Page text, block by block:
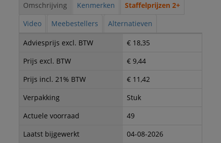
Omschrijving Kenmerken
Staffelprijzen 2+
Video
Meebestellers Alternatieven
Adviesprijs excl. BTW
€ 18,35
Prijs excl. BTW
€ 9,44
Prijs incl. 21% BTW
€ 11,42
Verpakking
Stuk
Actuele voorraad
49
Laatst bijgewerkt
04-08-2026